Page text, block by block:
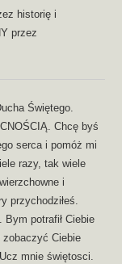
historię i
przez
Świętego.
Chcę byś
serca i pomóż mi
razy, tak wiele
i
przychodziłeś.
potrafił Ciebie
zobaczyć Ciebie
mnie świętosci.